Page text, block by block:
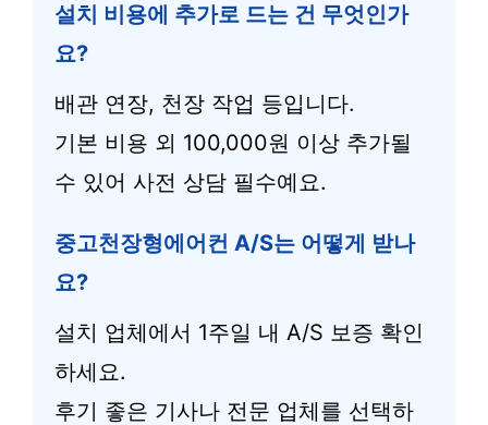
설치 비용에 추가로 드는 건 무엇인가
요?
배관 연장, 천장 작업 등입니다.
기본 비용 외 100,000원 이상 추가될
수 있어 사전 상담 필수예요.
중고천장형에어컨 A/S는 어떻게 받나
요?
설치 업체에서 1주일 내 A/S 보증 확인
하세요.
후기 좋은 기사나 전문 업체를 선택하